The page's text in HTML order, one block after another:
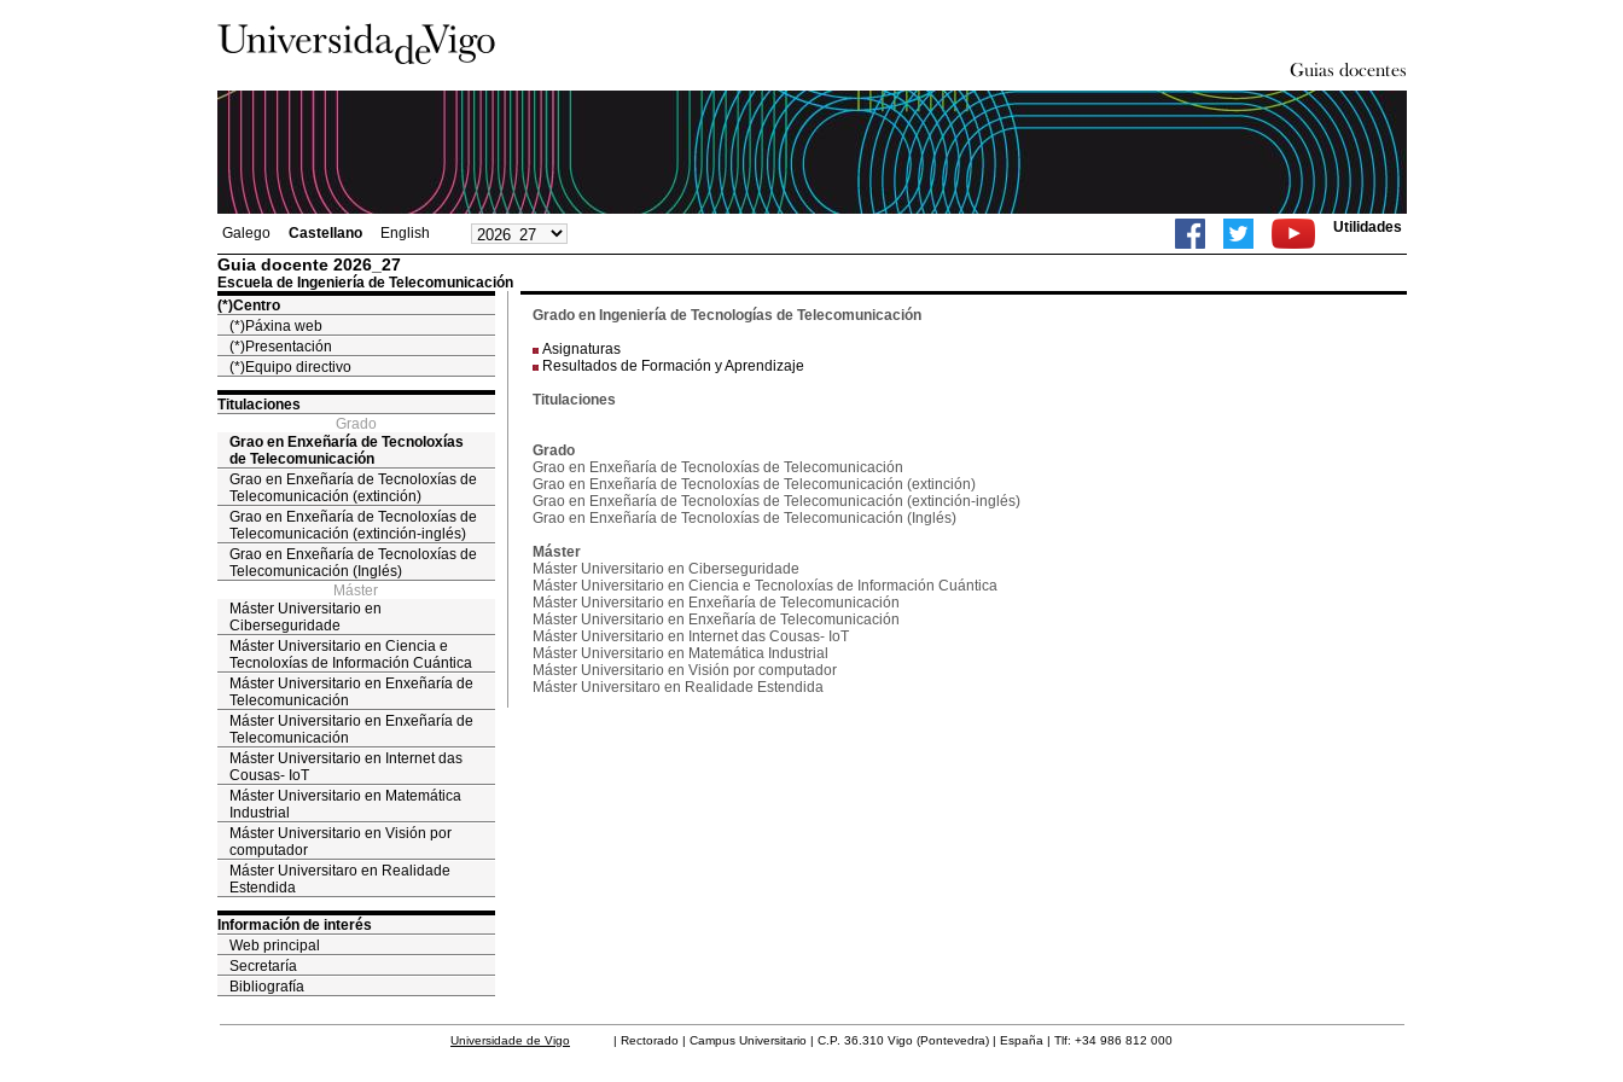
Galego Castellano English Utilidades
Guia docente 2026_27
Escuela de Ingeniería de Telecomunicación
(*)Centro
(*)Páxina web
(*)Presentación
(*)Equipo directivo
Titulaciones
Grado
Grao en Enxeñaría de Tecnoloxías
de Telecomunicación
Grao en Enxeñaría de Tecnoloxías de
Telecomunicación (extinción)
Grao en Enxeñaría de Tecnoloxías de
Telecomunicación (extinción-inglés)
Grao en Enxeñaría de Tecnoloxías de
Telecomunicación (Inglés)
Máster
Máster Universitario en
Ciberseguridade
Máster Universitario en Ciencia e
Tecnoloxías de Información Cuántica
Máster Universitario en Enxeñaría de
Telecomunicación
Máster Universitario en Enxeñaría de
Telecomunicación
Máster Universitario en Internet das
Cousas- IoT
Máster Universitario en Matemática
Industrial
Máster Universitario en Visión por
computador
Máster Universitaro en Realidade
Estendida
Información de interés
Web principal
Secretaría
Bibliografía
Grado en Ingeniería de Tecnologías de Telecomunicación
Asignaturas
Resultados de Formación y Aprendizaje
Titulaciones
Grado
Grao en Enxeñaría de Tecnoloxías de Telecomunicación
Grao en Enxeñaría de Tecnoloxías de Telecomunicación (extinción)
Grao en Enxeñaría de Tecnoloxías de Telecomunicación (extinción-inglés)
Grao en Enxeñaría de Tecnoloxías de Telecomunicación (Inglés)
Máster
Máster Universitario en Ciberseguridade
Máster Universitario en Ciencia e Tecnoloxías de Información Cuántica
Máster Universitario en Enxeñaría de Telecomunicación
Máster Universitario en Enxeñaría de Telecomunicación
Máster Universitario en Internet das Cousas- IoT
Máster Universitario en Matemática Industrial
Máster Universitario en Visión por computador
Máster Universitaro en Realidade Estendida
Universidade de Vigo | Rectorado | Campus Universitario | C.P. 36.310 Vigo (Pontevedra) | España | Tlf: +34 986 812 000